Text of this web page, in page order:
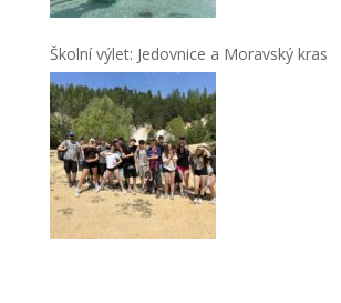
Školní výlet: Jedovnice a Moravský kras